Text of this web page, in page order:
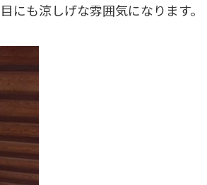
も涼しげな雰囲気になります。